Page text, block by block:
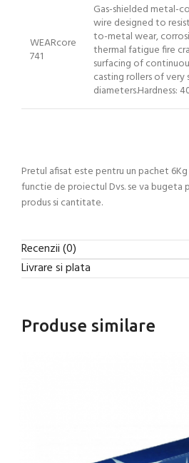
WEARcore
741
Gas-shielded metal-
wire designed to
to-metal wear,
thermal fatigue fire
surfacing of
casting rollers of very
diameters.Hardness:
Pretul afisat este pentru un pachet 6Kg
functie de proiectul Dvs. se va bugeta
produs si cantitate.
Recenzii (0)
Livrare si plata
Produse similare